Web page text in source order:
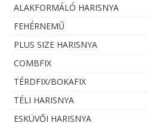
ALAKFORMÁLÓ HARISNYA
FEHÉRNEMŰ
PLUS SIZE HARISNYA
COMBFIX
TÉRDFIX/BOKAFIX
TÉLI HARISNYA
ESKÜVŐI HARISNYA